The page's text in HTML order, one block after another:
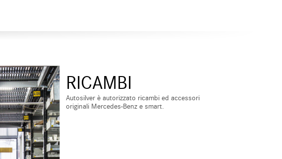
RICAMBI
Autosilver è autorizzato ricambi ed accessori
originali Mercedes-Benz e smart.